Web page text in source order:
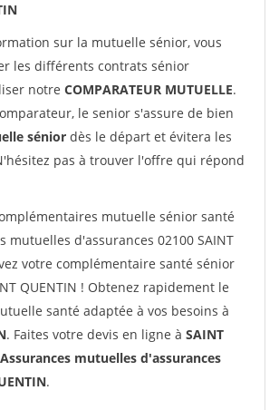
sur la mutuelle sénior, vous
les différents contrats sénior
notre COMPARATEUR MUTUELLE.
le senior s'assure de bien
sénior dès le départ et évitera les
pas à trouver l'offre qui répond
mutuelle sénior santé
mutuelles d'assurances 02100 SAINT
votre complémentaire santé sénior
QUENTIN ! Obtenez rapidement le
santé adaptée à vos besoins à
. Faites votre devis en ligne à SAINT
mutuelles d'assurances
.